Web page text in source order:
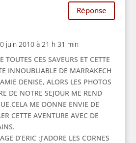
Réponse
juin 2010 à 21 h 31 min
TOUTES CES SAVEURS ET CETTE
INNOUBLIABLE DE MARRAKECH
DENISE, ALORS LES PHOTOS
DE NOTRE SEJOUR ME REND
ME DONNE ENVIE DE
CETTE AVENTURE AVEC DE
D’ERIC :J’ADORE LES CORNES